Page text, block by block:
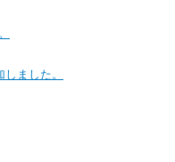
ました。